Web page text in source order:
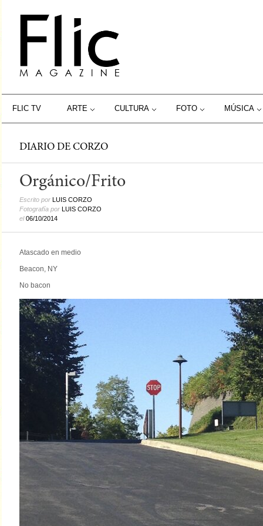
FLIC TV ARTE CULTURA FOTO MÚSICA
DIARIO DE CORZO
Orgánico/Frito
Escrito por LUIS CORZO
Fotografía por LUIS CORZO
el06/10/2014
Atascado en medio
Beacon, NY
No bacon